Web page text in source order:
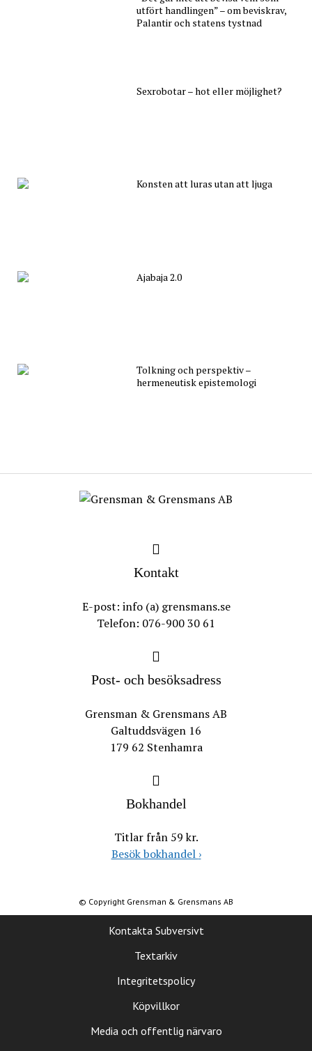
utfört handlingen” – om beviskrav,
Palantir och statens tystnad
Sexrobotar – hot eller möjlighet?
Konsten att luras utan att ljuga
Ajabaja 2.0
Tolkning och perspektiv –
hermeneutisk epistemologi
Kontakt
E-post: info (a) grensmans.se
Telefon: 076-900 30 61
Post- och besöksadress
Grensman & Grensmans AB
Galtuddsvägen 16
179 62 Stenhamra
Bokhandel
Titlar från 59 kr.
Besök bokhandel ›
© Copyright Grensman & Grensmans AB
Kontakta Subversivt
Textarkiv
Integritetspolicy
Köpvillkor
Media och offentlig närvaro